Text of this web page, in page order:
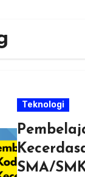
Teknologi
SMA/